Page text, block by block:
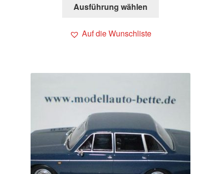
Ausführung wählen
Auf die Wunschliste